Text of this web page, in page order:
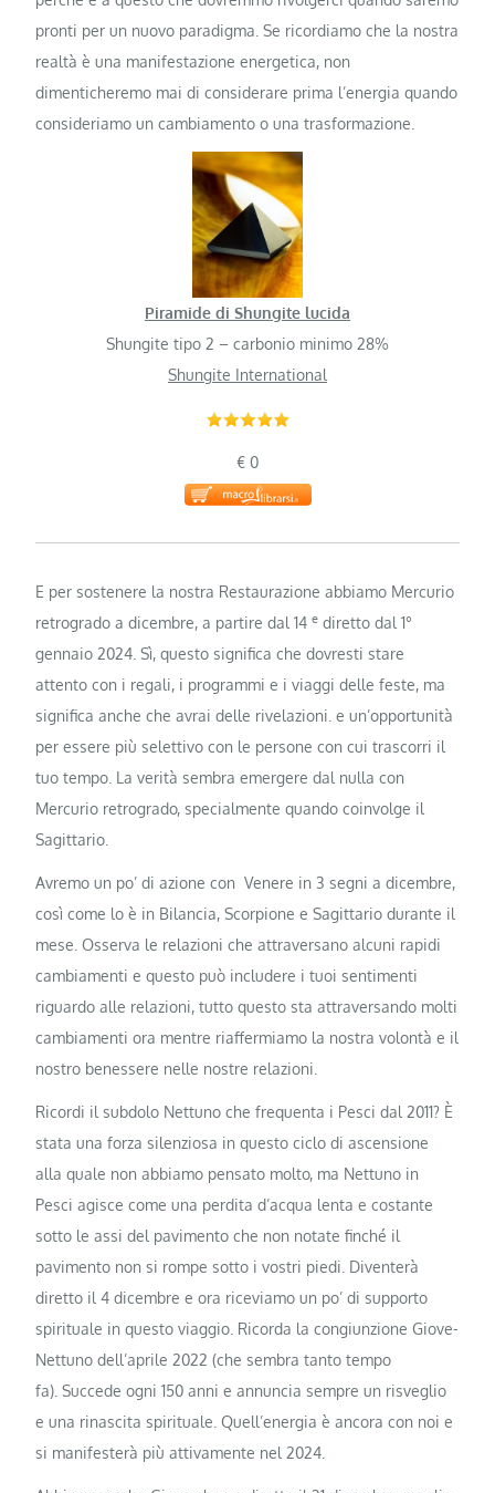
pronti per un nuovo paradigma. Se ricordiamo che la nostra
realtà è una manifestazione energetica, non
dimenticheremo mai di considerare prima l’energia quando
consideriamo un cambiamento o una trasformazione.
Piramide di Shungite lucida
Shungite tipo 2 – carbonio minimo 28%
Shungite International
€ 0
E per sostenere la nostra Restaurazione abbiamo Mercurio
retrogrado a dicembre, a partire dal 14e diretto dal 1°
gennaio 2024. Sì, questo significa che dovresti stare
attento con i regali, i programmi e i viaggi delle feste, ma
significa anche che avrai delle rivelazioni. e un’opportunità
per essere più selettivo con le persone con cui trascorri il
tuo tempo. La verità sembra emergere dal nulla con
Mercurio retrogrado, specialmente quando coinvolge il
Sagittario.
Avremo un po’ di azione con Venere in 3 segni a dicembre,
così come lo è in Bilancia, Scorpione e Sagittario durante il
mese. Osserva le relazioni che attraversano alcuni rapidi
cambiamenti e questo può includere i tuoi sentimenti
riguardo alle relazioni, tutto questo sta attraversando molti
cambiamenti ora mentre riaffermiamo la nostra volontà e il
nostro benessere nelle nostre relazioni.
Ricordi il subdolo Nettuno che frequenta i Pesci dal 2011? È
stata una forza silenziosa in questo ciclo di ascensione
alla quale non abbiamo pensato molto, ma Nettuno in
Pesci agisce come una perdita d’acqua lenta e costante
sotto le assi del pavimento che non notate finché il
pavimento non si rompe sotto i vostri piedi. Diventerà
diretto il 4 dicembre e ora riceviamo un po’ di supporto
spirituale in questo viaggio. Ricorda la congiunzione Giove-
Nettuno dell’aprile 2022 (che sembra tanto tempo
fa). Succede ogni 150 anni e annuncia sempre un risveglio
e una rinascita spirituale. Quell’energia è ancora con noi e
si manifesterà più attivamente nel 2024.